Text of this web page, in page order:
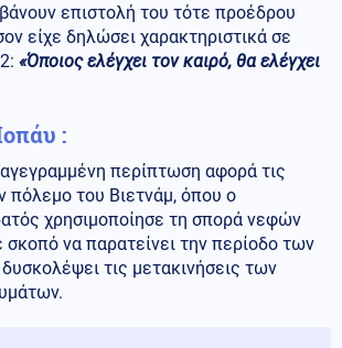
επιστολή του τότε προέδρου
είχε δηλώσει χαρακτηριστικά σε
«Όποιος ελέγχει τον καιρό, θα ελέγχει
:
περίπτωση αφορά τις
πόλεμο του Βιετνάμ, όπου ο
χρησιμοποίησε τη σπορά νεφών
να παρατείνει την περίοδο των
τις μετακινήσεις των